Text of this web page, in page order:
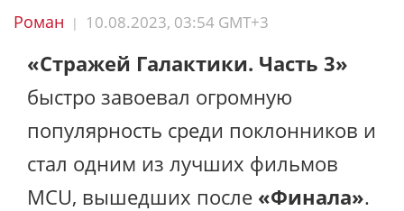
Роман | 10.08.2023, 03:54 GMT+3
«Стражей Галактики. Часть 3»
быстро завоевал огромную
популярность среди поклонников и
стал одним из лучших фильмов
MCU, вышедших после «Финала».